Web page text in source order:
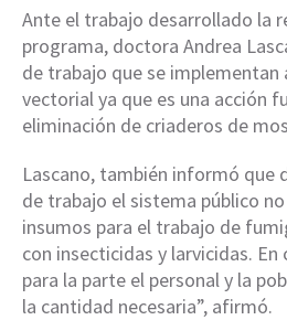
Ante el trabajo desarrollado la
programa, doctora Andrea
de trabajo que se
vectorial ya que es una acción
eliminación de criaderos de
Lascano, también informó que
de trabajo el sistema público
insumos para el trabajo de
con insecticidas y larvicidas.
para la parte el personal y la
la cantidad necesaria”, afirmó.